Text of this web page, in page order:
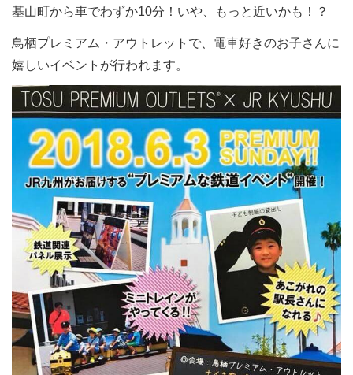
基山町から車でわずか10分！いや、もっと近いかも！？
鳥栖プレミアム・アウトレットで、電車好きのお子さんに
嬉しいイベントが行われます。